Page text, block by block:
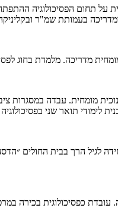
על תחום הפסיכולוגיה
בעמותת שמ"ר
מדריכה. מלמדת בחוג
מומחית. עבדה
לגיל הרך בבית החולים
עובדת כפסיכולוגית בכירה